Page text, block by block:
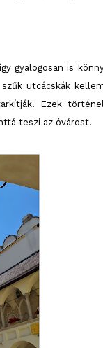
gyalogosan is
utcácskák
Ezek
teszi az óvárost.